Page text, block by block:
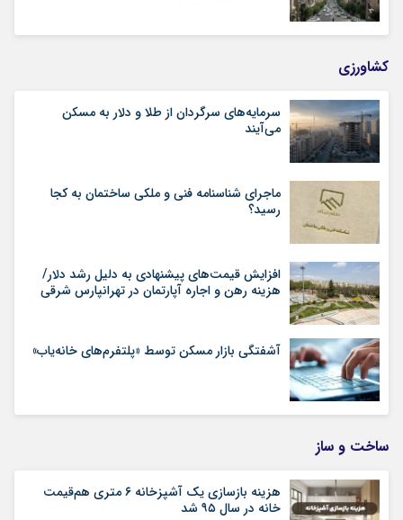
کشاورزی
سرمایه‌های سرگردان از طلا و دلار به مسکن
می‌آیند
ماجرای شناسنامه‌ فنی و ملکی ساختمان به کجا
رسید؟
افزایش قیمت‌های پیشنهادی به دلیل رشد دلار/
هزینه رهن و اجاره آپارتمان در تهرانپارس شرقی
آشفتگی بازار مسکن توسط «پلتفرم‌های خانه‌یاب»
ساخت و ساز
هزینه بازسازی یک آشپزخانه ۶ متری هم‌قیمت
خانه در سال ۹۵ شد